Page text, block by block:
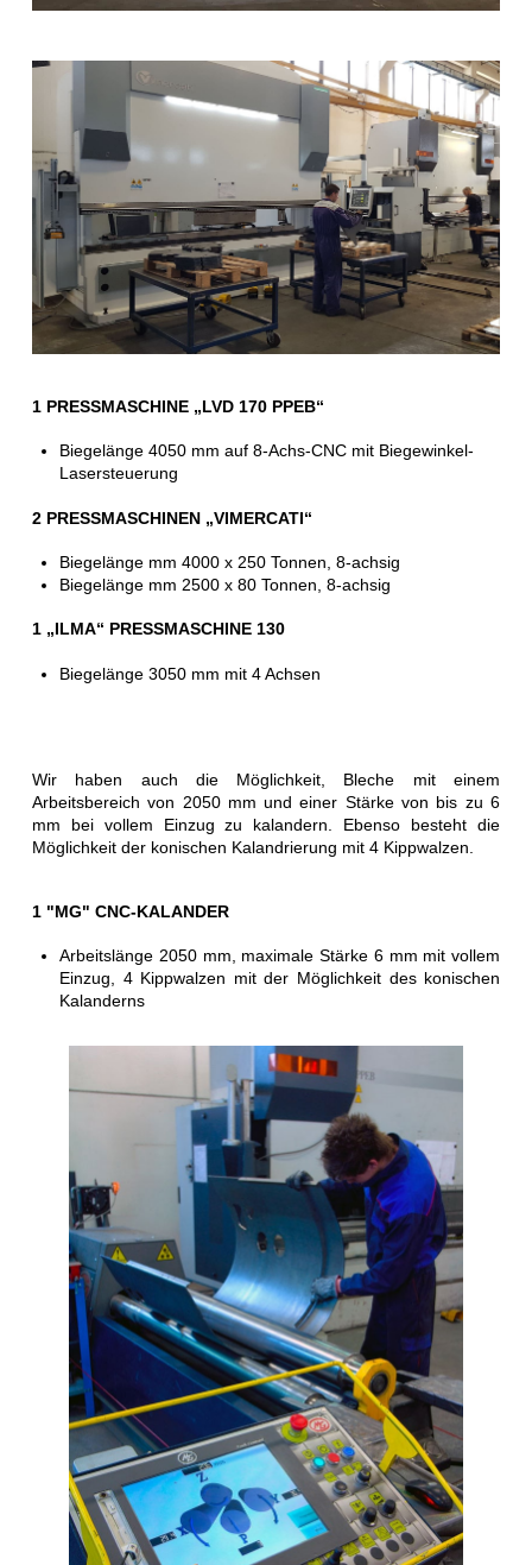
1 PRESSMASCHINE „LVD 170 PPEB“
Biegelänge 4050 mm auf 8-Achs-CNC mit Biegewinkel-
Lasersteuerung
2 PRESSMASCHINEN „VIMERCATI“
Biegelänge mm 4000 x 250 Tonnen, 8-achsig
Biegelänge mm 2500 x 80 Tonnen, 8-achsig
1 „ILMA“ PRESSMASCHINE 130
Biegelänge 3050 mm mit 4 Achsen
Wir haben auch die Möglichkeit, Bleche mit einem
Arbeitsbereich von 2050 mm und einer Stärke von bis zu 6
mm bei vollem Einzug zu kalandern. Ebenso besteht die
Möglichkeit der konischen Kalandrierung mit 4 Kippwalzen.
1 "MG" CNC-KALANDER
Arbeitslänge 2050 mm, maximale Stärke 6 mm mit vollem
Einzug, 4 Kippwalzen mit der Möglichkeit des konischen
Kalanderns